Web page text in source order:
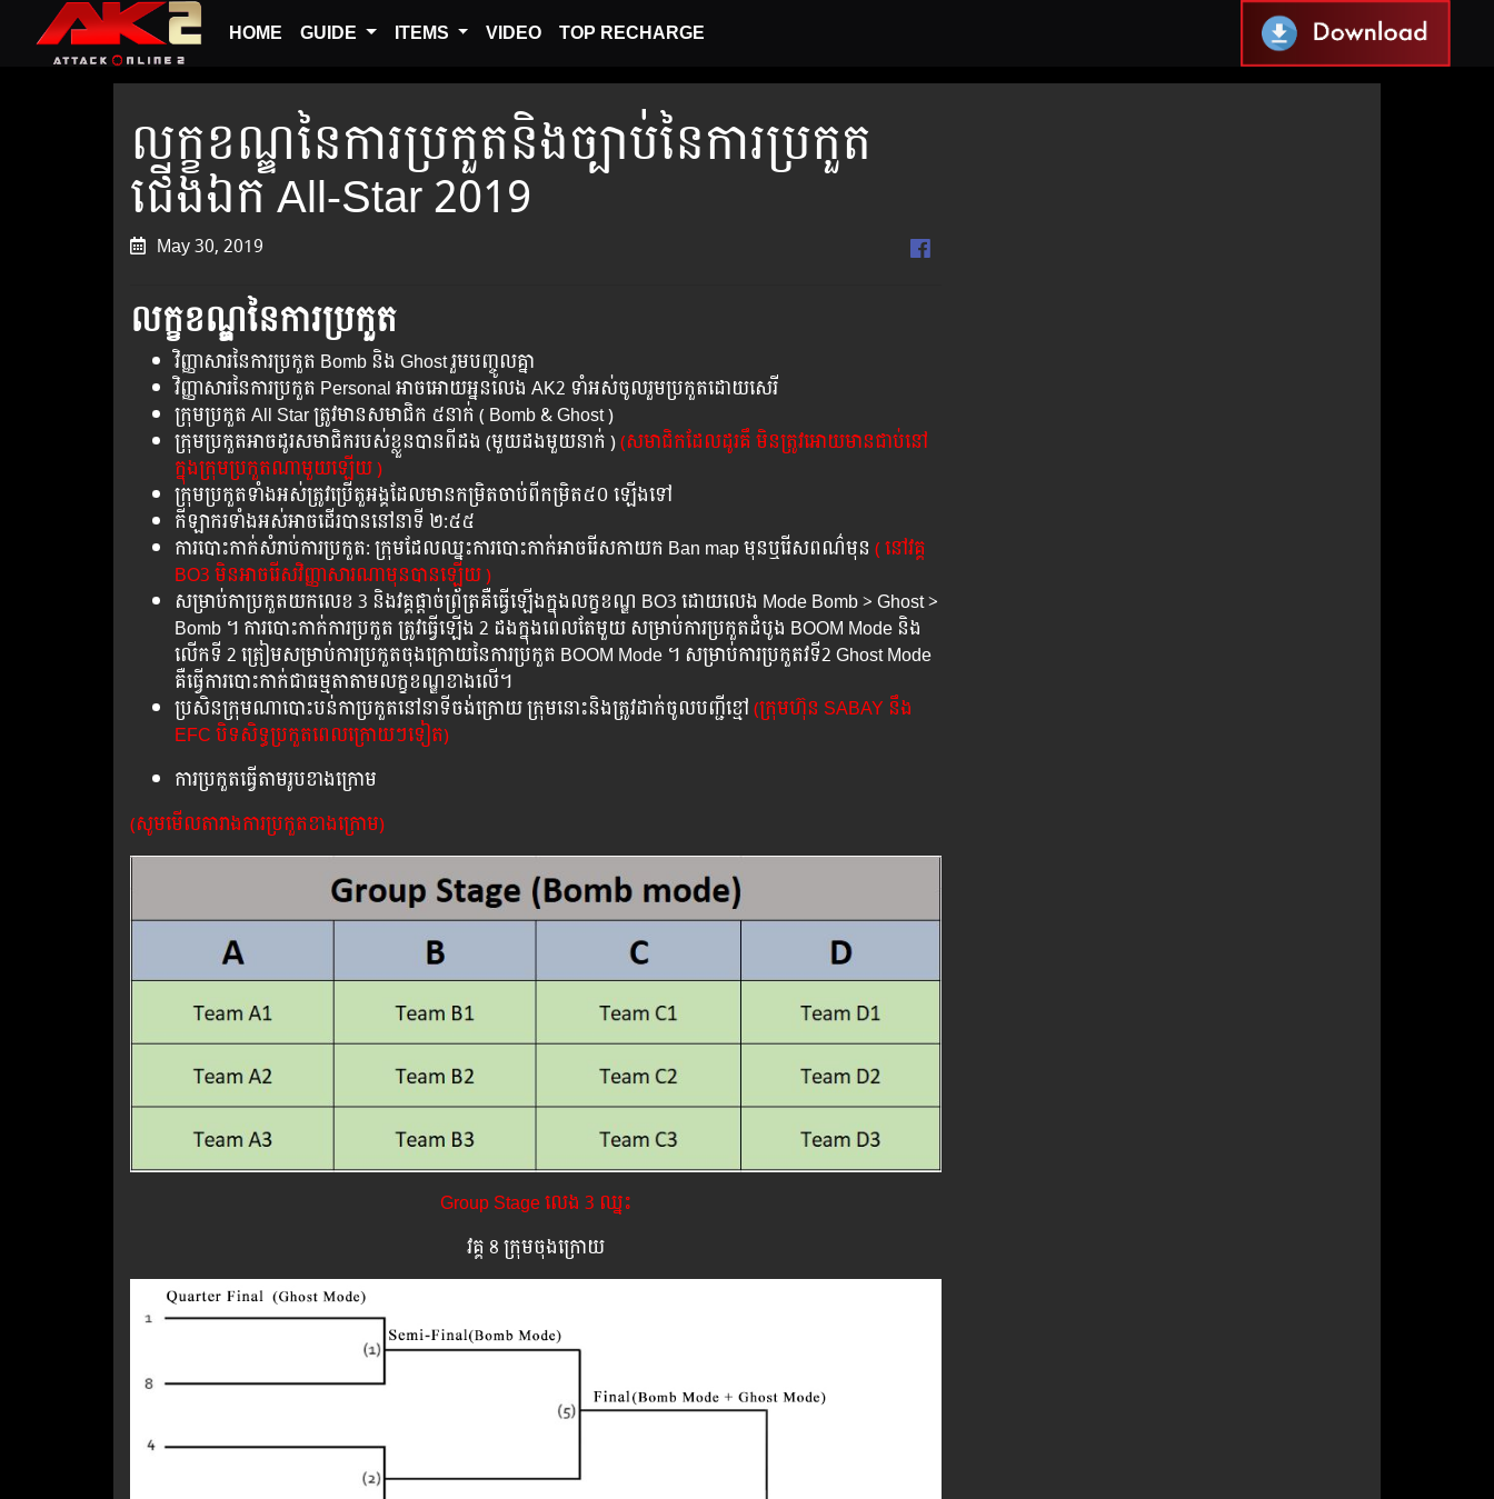
HOME GUIDE ITEMS VIDEO TOP RECHARGE
លក្ខខណ្ឌនៃ​ការ​ប្រកួតនិងច្បាប់នៃការប្រកួត
ជើងឯក All-Star 2019
May 30, 2019
លក្ខខណ្ឌនៃការប្រកួត
វិញ្ញាសារនៃការប្រកួត Bomb​ និង Ghost រួមបញ្ចូលគ្នា
វិញ្ញាសារនៃការប្រកួត Personal អាចអោយអ្ននលេង AK2 ​ទាំអស់ចូលរួមប្រកួតដោយសេរី
ក្រុមប្រកួត All Star ត្រូវមានសមាជិក ៥នាក់ ( Bomb & Ghost )
ក្រុមប្រកួតអាចដូរសមាជិករបស់ខ្លួនបានពីដង (មួយដងមួយនាក់ )(​សមាជិកដែលដូរគឹ មិនត្រូវអោយមានជាប់នៅ
ក្នុងក្រុមប្រកួតណាមួយឡើយ )
ក្រុមប្រកួតទាំងអស់ត្រូវប្រើតួអង្គដែលមានកម្រិតចាប់ពីកម្រិត៥០ ឡើងទៅ
កីឡាករទាំងអស់អាចដើរបាននៅនាទី ២:៥៥
ការបោះកាក់សំរាប់ការប្រកួត: ក្រុមដែលឈ្នះការបោះកាក់អាចរើសកាយក Ban map មុនឬរើសពណ៌មុន ( នៅវគ្គ
BO3 មិនអាចរើសវិញ្ញាសារណាមុនបានឡើយ )
សម្រាប់កាប្រកួតយកលេខ 3 និងវគ្គផ្តាច់ព្រ័ត្រគឺធ្វើឡើងក្នុងលក្ខខណ្ឌ BO3 ដោយលេង​ Mode Bomb > Ghost >
Bomb ។ ការបោះកាក់ការប្រកួត ត្រូវធ្វើឡើង 2 ដងក្នុងពេលតែមួយ សម្រាប់ការប្រកួតដំបូង BOOM Mode និង
លើកទី 2 ត្រៀមសម្រាប់ការប្រកួតចុងក្រោយនៃការប្រកួត BOOM Mode ។ សម្រាប់ការប្រកួតវទី2 Ghost Mode
គឺធ្វើការបោះកាក់ជាធម្មតាតាមលក្ខខណ្ឌខាងលើ។
ប្រសិនក្រុមណាបោះបន់កាប្រកួតនៅនាទីចង់ក្រោយ ក្រុមនោះនិងត្រូវដាក់ចូលបញ្ជីខ្មៅ(ក្រុមហ៊ុន SABAY នឹង​
EFC បិទសិទ្ធប្រកួតពេលក្រោយៗទៀត)
ការប្រកួតធ្វើតាមរូបខាងក្រោម
(សូមមើលតារាងការប្រកួតខាងក្រោម)
Group Stage លេង 3 ឈ្នះ
វគ្គ 8 ក្រុមចុងក្រោយ